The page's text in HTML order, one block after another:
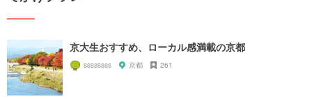
京大生おすすめ、ローカル感満載の京都
ssssssss 京都 261